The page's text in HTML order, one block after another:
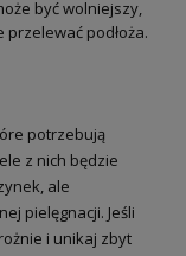
być wolniejszy,
podłoża.
potrzebują
z nich będzie
ale
pielęgnacji. Jeśli
i unikaj zbyt